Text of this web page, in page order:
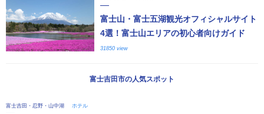
富士山・富士五湖観光オフィシャルサイト
4選！富士山エリアの初心者向けガイド
31850 view
富士吉田市の人気スポット
富士吉田・忍野・山中湖 ホテル